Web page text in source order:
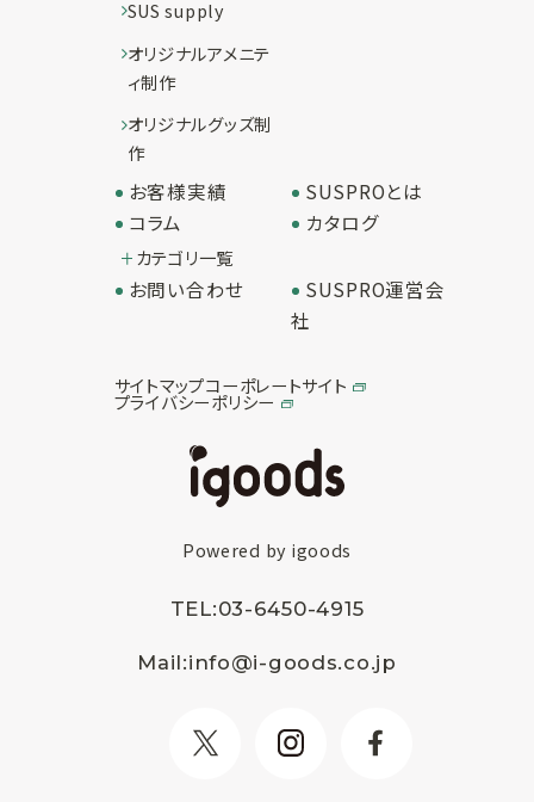
Powered by igoods
TEL:03-6450-4915
Mail:info@i-goods.co.jp
SUS supply
オリジナルアメニテ
ィ制作
オリジナルグッズ制
作
お客様実績
SUSPROとは
コラム
カテゴリ一覧
カタログ
お問い合わせ
SUSPRO運営会
社
サイトマップコーポレートサイト
プライバシーポリシー